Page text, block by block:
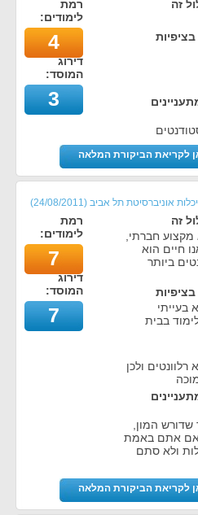
זה
רמת
לימודים:
4
דירוג
המוסד:
3
לקריאת הביקורת המלאה
אוניברסיטת תל אביב (
24/08/2011
)
זה
מקצוע חברתי,
חיים הוא
ביותר
בעייתי
בבית
ולכן
שדורש המון,
אם אתם באמת
ולא סתם
רמת
לימודים:
7
דירוג
המוסד:
7
לקריאת הביקורת המלאה